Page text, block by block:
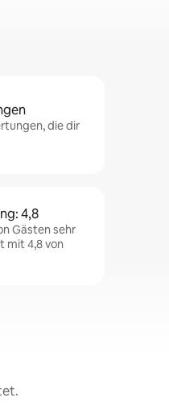
die dir
4,8
Gästen sehr
mit 4,8 von